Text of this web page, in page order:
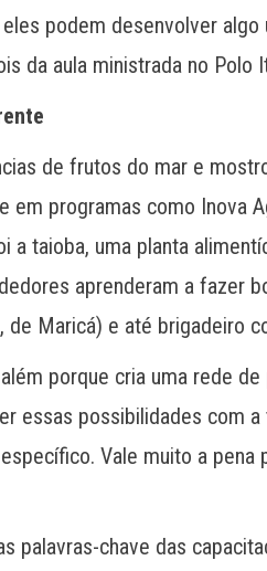
podem desenvolver
da aula ministrada no Polo
de frutos do mar e
em programas como Inova
a taioba, uma planta
aprenderam a fazer
de Maricá) e até brigadeiro
porque cria uma rede
essas possibilidades com
Vale muito a pena
palavras-chave das